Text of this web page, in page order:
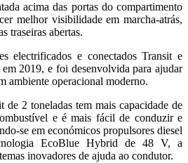
acima das portas do compartimento
melhor visibilidade em marcha-atrás,
traseiras abertas.
electrificados e conectados Transit e
2019, e foi desenvolvida para ajudar
ambiente operacional moderno.
2 toneladas tem mais capacidade de
e é mais fácil de conduzir e
se em económicos propulsores diesel
EcoBlue Hybrid de 48 V, a
inovadores de ajuda ao condutor.